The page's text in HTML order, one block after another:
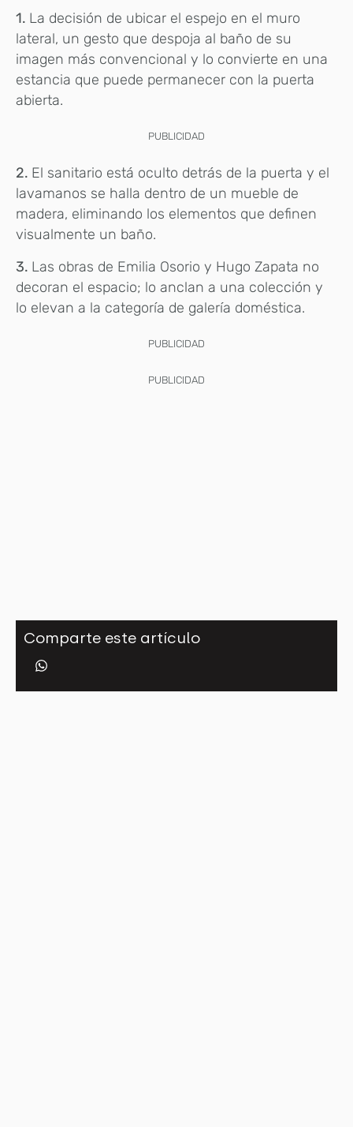
1. La decisión de ubicar el espejo en el muro
lateral, un gesto que despoja al baño de su
imagen más convencional y lo convierte en una
estancia que puede permanecer con la puerta
abierta.
PUBLICIDAD
2. El sanitario está oculto detrás de la puerta y el
lavamanos se halla dentro de un mueble de
madera, eliminando los elementos que definen
visualmente un baño.
3. Las obras de Emilia Osorio y Hugo Zapata no
decoran el espacio; lo anclan a una colección y
lo elevan a la categoría de galería doméstica.
PUBLICIDAD
PUBLICIDAD
Comparte este artículo